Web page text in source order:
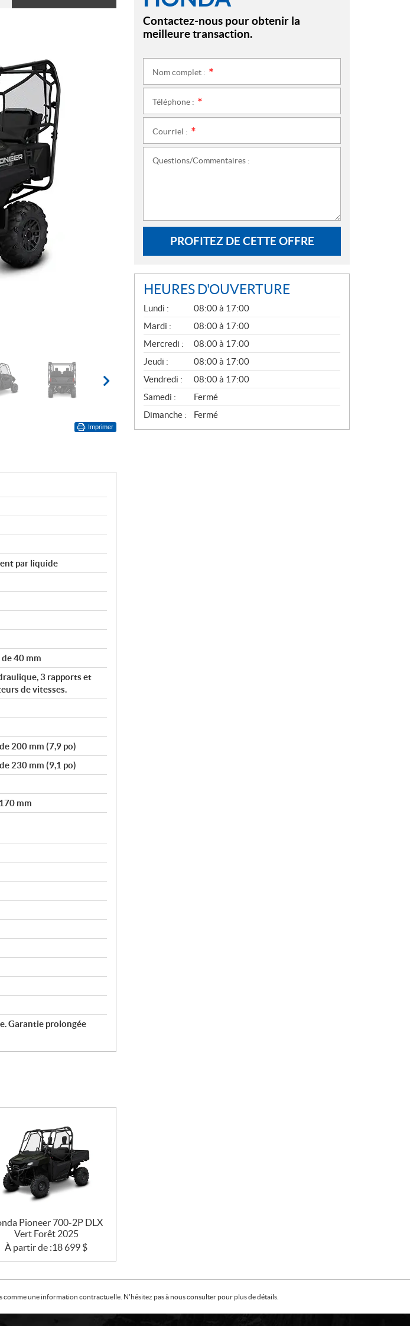
Imprimer
par liquide
40 mm
3 rapports et
de vitesses.
200 mm (7,9 po)
230 mm (9,1 po)
mm
Garantie prolongée
Pioneer 700-2P DLX
Vert Forêt 2025
À partir de :18 699 $
Contactez-nous pour obtenir la
meilleure transaction.
Nom complet :
Téléphone :
Courriel :
Questions/Commentaires :
PROFITEZ DE CETTE OFFRE
HEURES D'OUVERTURE
G
É
N
É
R
A
L
Lundi :
08:00 à 17:00
Mardi :
08:00 à 17:00
Mercredi :
08:00 à 17:00
Jeudi :
08:00 à 17:00
Vendredi :
08:00 à 17:00
Samedi :
Fermé
Dimanche :
Fermé
une information contractuelle. N'hésitez pas à nous consulter pour plus de détails.